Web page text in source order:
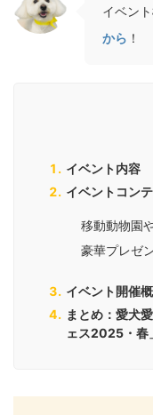
イベン
から ！
イベント内容
イベントコン
移動動物園
豪華プレゼ
イベント開催
まとめ：愛犬
ェス2025・春